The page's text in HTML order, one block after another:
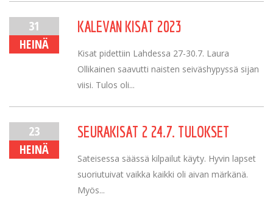
31
HEINÄ
KALEVAN KISAT 2023
Kisat pidettiin Lahdessa 27-30.7. Laura
Ollikainen saavutti naisten seiväshypyssä sijan
viisi. Tulos oli...
23
HEINÄ
SEURAKISAT 2 24.7. TULOKSET
Sateisessa säässä kilpailut käyty. Hyvin lapset
suoriutuivat vaikka kaikki oli aivan märkänä.
Myös...